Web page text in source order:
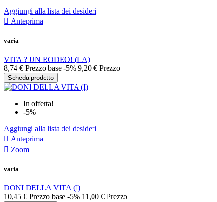
Aggiungi alla lista dei desideri
 Anteprima
varia
VITA ? UN RODEO! (LA)
8,74 € Prezzo base -5% 9,20 € Prezzo
Scheda prodotto
In offerta!
-5%
Aggiungi alla lista dei desideri
 Anteprima
 Zoom
varia
DONI DELLA VITA (I)
10,45 € Prezzo base -5% 11,00 € Prezzo